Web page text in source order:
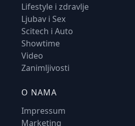
Lifestyle i zdravlje
Ljubav i Sex
Scitech i Auto
Showtime
Video
Zanimljivosti
O NAMA
Impressum
Marketing